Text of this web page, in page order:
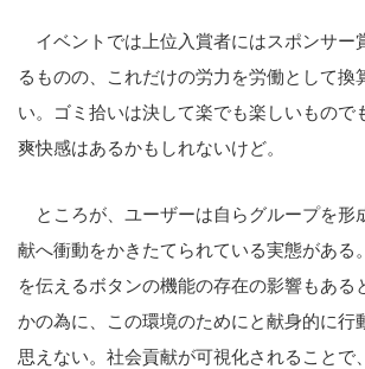
イベントでは上位入賞者にはスポンサー
るものの、これだけの労力を労働として換
い。ゴミ拾いは決して楽でも楽しいもので
爽快感はあるかもしれないけど。
ところが、ユーザーは自らグループを形
献へ衝動をかきたてられている実態がある
を伝えるボタンの機能の存在の影響もある
かの為に、この環境のためにと献身的に行
思えない。社会貢献が可視化されることで